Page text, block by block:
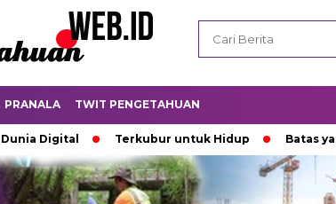
PRANALA TWIT PENGETAHUAN
Terkubur untuk Hidup Batas yang